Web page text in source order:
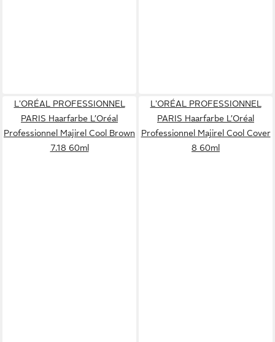
L'ORÉAL PROFESSIONNEL
PARIS Haarfarbe L’Oréal
Professionnel Majirel Cool Brown
7.18 60ml
L'ORÉAL PROFESSIONNEL
PARIS Haarfarbe L’Oréal
Professionnel Majirel Cool Cover
8 60ml